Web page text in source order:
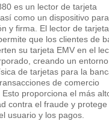
es un lector de tarjeta
como un dispositivo para
y firma. El lector de tarjeta
que los clientes de
su tarjeta EMV en el
creando un
de tarjetas para la
de comercio
proporciona el más
contra el fraude y
usuario y los pagos.